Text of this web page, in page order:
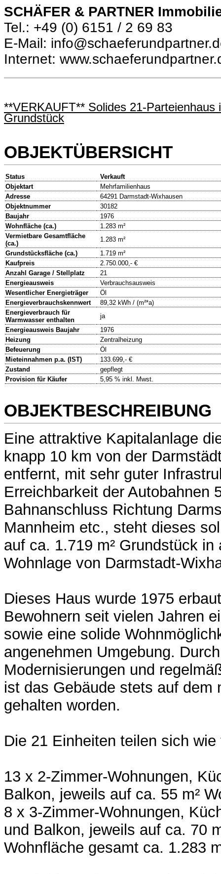
SCHÄFER & PARTNER
Tel.: +49 (0) 6151 / 2 69 83
E-Mail:
Internet:
**VERKAUFT** Solides 21-
Grundstück
OBJEKTÜBERSICHT
Status
Verkauft
Objektart
Mehrfamilienhaus
Adresse
64291 Darmstadt-Wixhausen
Objektnummer
30182
Baujahr
1976
Wohnfläche (ca.)
1.283 m²
Vermietbare Gesamtfläche
(ca.)
1.283 m²
Grundstücksfläche (ca.)
1.719 m²
Kaufpreis
2.750.000,- €
Anzahl Garage / Stellplatz
21
Energieausweis
Verbrauchsausweis
Wesentlicher Energieträger
Öl
Energieverbrauchskennwert
89,32 kWh / (m²*a)
Energieverbrauch für
Warmwasser enthalten
ja
Energieausweis Baujahr
1976
Heizung
Zentralheizung
Befeuerung
Öl
Mieteinnahmen p.a. (IST)
133.699,- €
Zustand
gepflegt
Provision für Käufer
5,95 % inkl. Mwst.
OBJEKTBESCHREIBUNG
Eine attraktive Kapitalanlage
knapp 10 km von der
entfernt, mit sehr guter
Erreichbarkeit der Autobahnen
Bahnanschluss Richtung
Mannheim etc., steht dieses
auf ca. 1.719 m² Grundstück in
Wohnlage von Darmstadt-
Dieses Haus wurde 1975
Bewohnern seit vielen Jahren
sowie eine solide
angenehmen Umgebung.
Modernisierungen und
ist das Gebäude stets auf dem
gehalten worden.
Die 21 Einheiten teilen sich
13 x 2-Zimmer-Wohnungen,
Balkon, jeweils auf ca. 55 m²
8 x 3-Zimmer-Wohnungen,
und Balkon, jeweils auf ca. 70
Wohnfläche gesamt ca. 1.283